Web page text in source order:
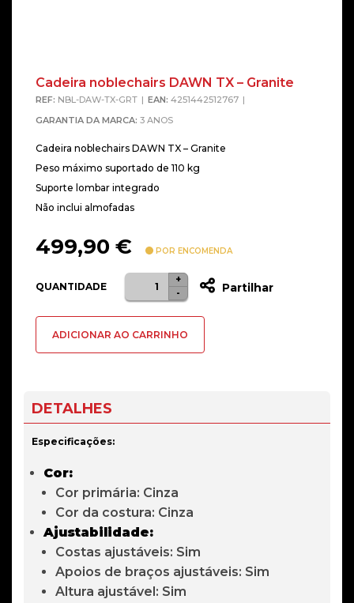
Cadeira noblechairs DAWN TX – Granite
REF: NBL-DAW-TX-GRT EAN: 4251442512767
GARANTIA DA MARCA: 3 ANOS
Cadeira noblechairs DAWN TX – Granite
Peso máximo suportado de 110 kg
Suporte lombar integrado
Não inclui almofadas
499,90 € POR ENCOMENDA
QUANTIDADE
Quantidade
de
noblechairs
Granite
-
+
Partilhar
ADICIONAR AO CARRINHO
DETALHES
Especificações:
Cor:
Cor primária: Cinza
Cor da costura: Cinza
Ajustabilidade:
Costas ajustáveis: Sim
Apoios de braços ajustáveis: Sim
Altura ajustável: Sim